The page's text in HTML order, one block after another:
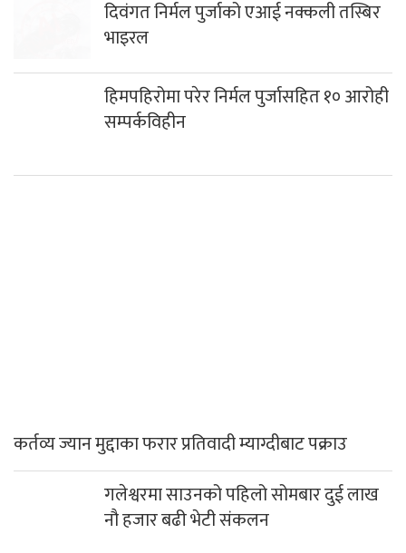
निजी सञ्चारमाध्यमलाई सरकारी विज्ञापन रोक्ने
निर्णय सर्वोच्चद्वारा बदर
अबदेखि भरी सिलिण्डर ग्यास पाइने